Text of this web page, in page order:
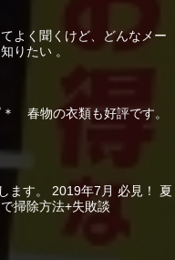
よく聞くけど、どんなメー
りたい 。
春物の衣類も好評です。
ます。 2019年7月 必見！ 夏
掃除方法+失敗談